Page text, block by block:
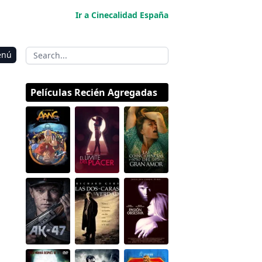
Ir a Cinecalidad España
Películas Recién Agregadas